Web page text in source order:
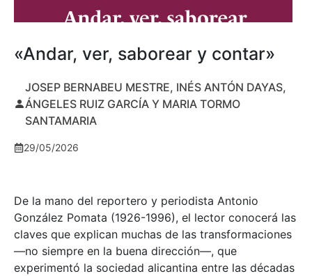
«Andar, ver, saborear y contar»
JOSEP BERNABEU MESTRE, INÉS ANTÓN DAYAS,
ÁNGELES RUIZ GARCÍA Y MARIA TORMO
SANTAMARIA
29/05/2026
De la mano del reportero y periodista Antonio
González Pomata (1926-1996), el lector conocerá las
claves que explican muchas de las transformaciones
—no siempre en la buena dirección—, que
experimentó la sociedad alicantina entre las décadas